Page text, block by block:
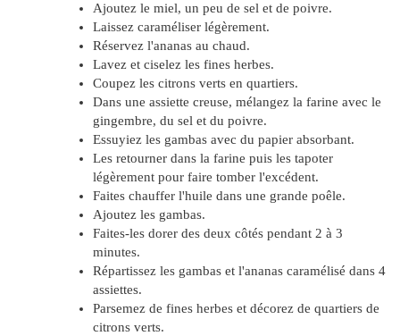
Ajoutez le miel, un peu de sel et de poivre.
Laissez caraméliser légèrement.
Réservez l'ananas au chaud.
Lavez et ciselez les fines herbes.
Coupez les citrons verts en quartiers.
Dans une assiette creuse, mélangez la farine avec le
gingembre, du sel et du poivre.
Essuyiez les gambas avec du papier absorbant.
Les retourner dans la farine puis les tapoter
légèrement pour faire tomber l'excédent.
Faites chauffer l'huile dans une grande poêle.
Ajoutez les gambas.
Faites-les dorer des deux côtés pendant 2 à 3
minutes.
Répartissez les gambas et l'ananas caramélisé dans 4
assiettes.
Parsemez de fines herbes et décorez de quartiers de
citrons verts.